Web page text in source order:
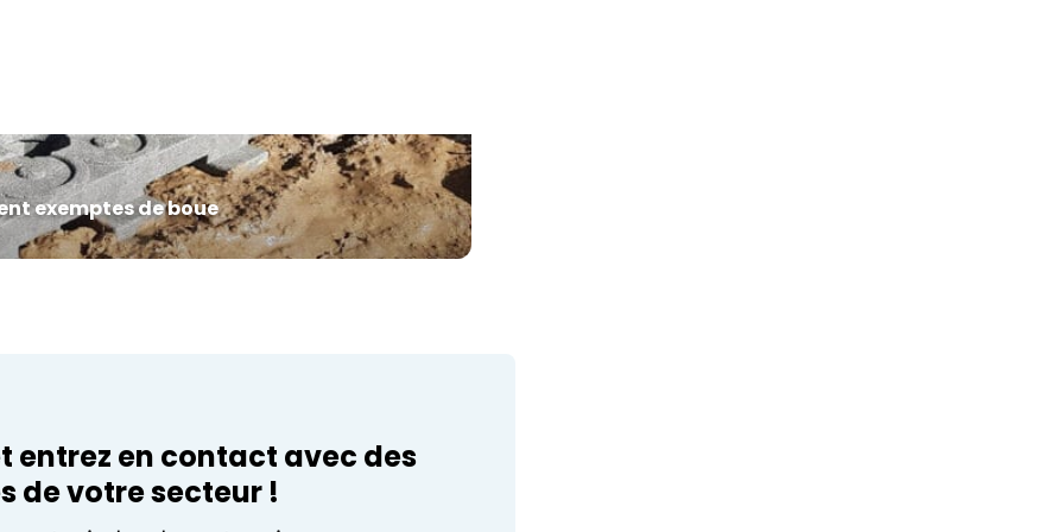
overbrugd. Maar […]
exemptes de boue
entrez en contact avec des
de votre secteur !